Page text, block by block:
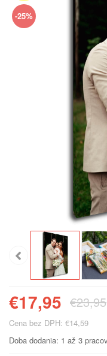
-25%
€17,95 €23,95
Cena bez DPH: €14,59
Doba dodania: 1 až 3